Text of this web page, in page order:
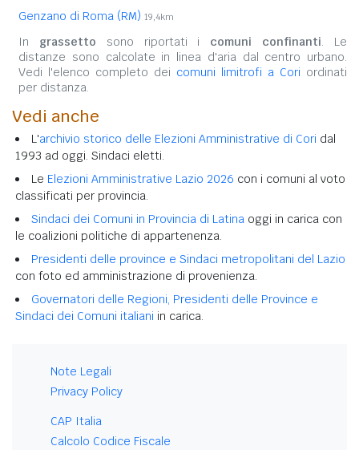
Genzano di Roma (RM) 19,4km
In grassetto sono riportati i comuni confinanti. Le
distanze sono calcolate in linea d'aria dal centro urbano.
Vedi l'elenco completo dei comuni limitrofi a Cori ordinati
per distanza.
Vedi anche
L'archivio storico delle Elezioni Amministrative di Cori dal
1993 ad oggi. Sindaci eletti.
Le Elezioni Amministrative Lazio 2026 con i comuni al voto
classificati per provincia.
Sindaci dei Comuni in Provincia di Latina oggi in carica con
le coalizioni politiche di appartenenza.
Presidenti delle province e Sindaci metropolitani del Lazio
con foto ed amministrazione di provenienza.
Governatori delle Regioni, Presidenti delle Province e
Sindaci dei Comuni italiani in carica.
Note Legali
Privacy Policy
CAP Italia
Calcolo Codice Fiscale